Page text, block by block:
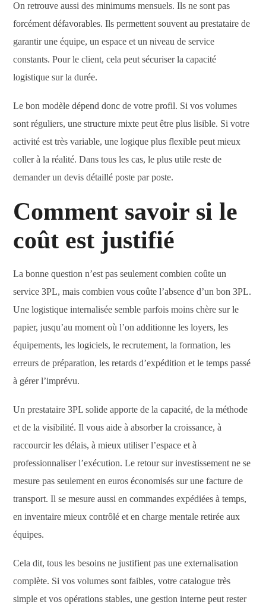
On retrouve aussi des minimums mensuels. Ils ne sont pas
forcément défavorables. Ils permettent souvent au prestataire de
garantir une équipe, un espace et un niveau de service
constants. Pour le client, cela peut sécuriser la capacité
logistique sur la durée.
Le bon modèle dépend donc de votre profil. Si vos volumes
sont réguliers, une structure mixte peut être plus lisible. Si votre
activité est très variable, une logique plus flexible peut mieux
coller à la réalité. Dans tous les cas, le plus utile reste de
demander un devis détaillé poste par poste.
Comment savoir si le
coût est justifié
La bonne question n’est pas seulement combien coûte un
service 3PL, mais combien vous coûte l’absence d’un bon 3PL.
Une logistique internalisée semble parfois moins chère sur le
papier, jusqu’au moment où l’on additionne les loyers, les
équipements, les logiciels, le recrutement, la formation, les
erreurs de préparation, les retards d’expédition et le temps passé
à gérer l’imprévu.
Un prestataire 3PL solide apporte de la capacité, de la méthode
et de la visibilité. Il vous aide à absorber la croissance, à
raccourcir les délais, à mieux utiliser l’espace et à
professionnaliser l’exécution. Le retour sur investissement ne se
mesure pas seulement en euros économisés sur une facture de
transport. Il se mesure aussi en commandes expédiées à temps,
en inventaire mieux contrôlé et en charge mentale retirée aux
équipes.
Cela dit, tous les besoins ne justifient pas une externalisation
complète. Si vos volumes sont faibles, votre catalogue très
simple et vos opérations stables, une gestion interne peut rester